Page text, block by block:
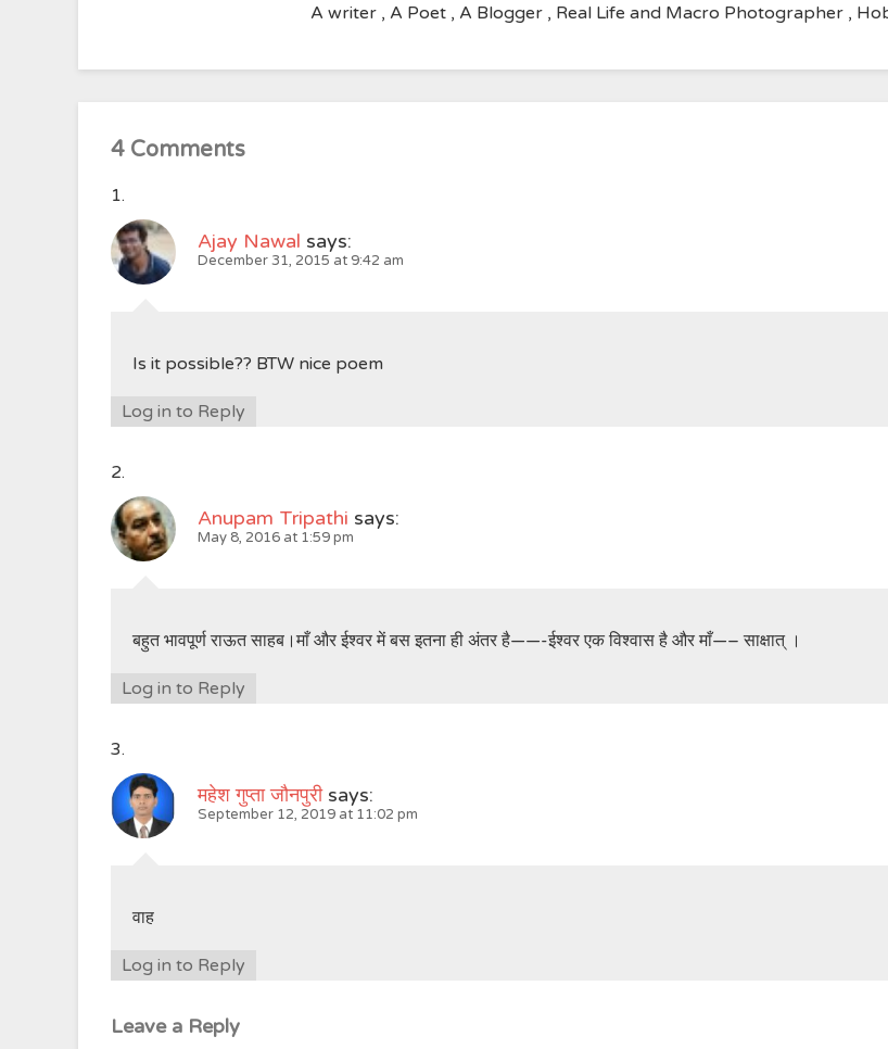
A writer , A Poet , A Blogger , Real Life and Macro Photographer ,
4 Comments
Ajay Nawal says:
December 31, 2015 at 9:42 am
Is it possible?? BTW nice poem
Log in to Reply
Anupam Tripathi says:
May 8, 2016 at 1:59 pm
बहुत भावपूर्ण राऊत साहब।माँ और ईश्वर में बस इतना ही अंतर है——-ईश्वर एक विश्वास है और माँ—– साक्षात् ।
Log in to Reply
महेश गुप्ता जौनपुरी says:
September 12, 2019 at 11:02 pm
वाह
Log in to Reply
Leave a Reply